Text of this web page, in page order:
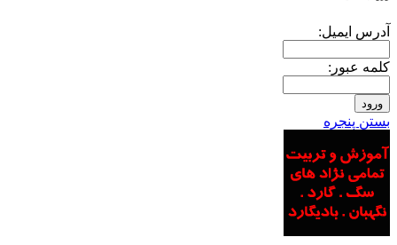
آدرس ايميل:
کلمه عبور:
بستن پنجره